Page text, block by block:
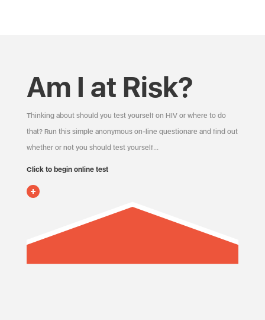
Am I at Risk?
Thinking about should you test yourself on HIV or where to do
that? Run this simple anonymous on-line questionare and find out
whether or not you should test yourself…
Click to begin online test